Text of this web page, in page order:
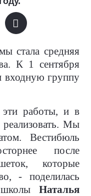
стала средняя
К 1 сентября
входную группу
работы, и в
Мы
Вестибюль
после
которые
- поделилась
школы Наталья